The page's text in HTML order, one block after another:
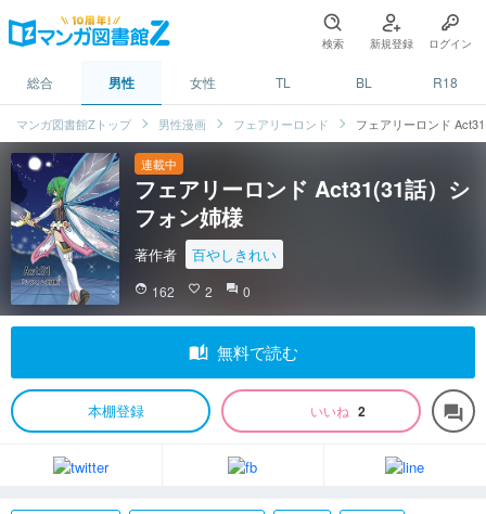
検索 新規登録 ログイン
総合 男性 女性 TL BL R18
マンガ図書館Zトップ 男性漫画 フェアリーロンド フェアリーロンド
連載中
フェアリーロンド Act31(31話）シ
フォン姉様
著作者 百やしきれい
face 162 favorite_border 2 question_answer 0
auto_stories 無料で読む
本棚登録 いいね 2 forum